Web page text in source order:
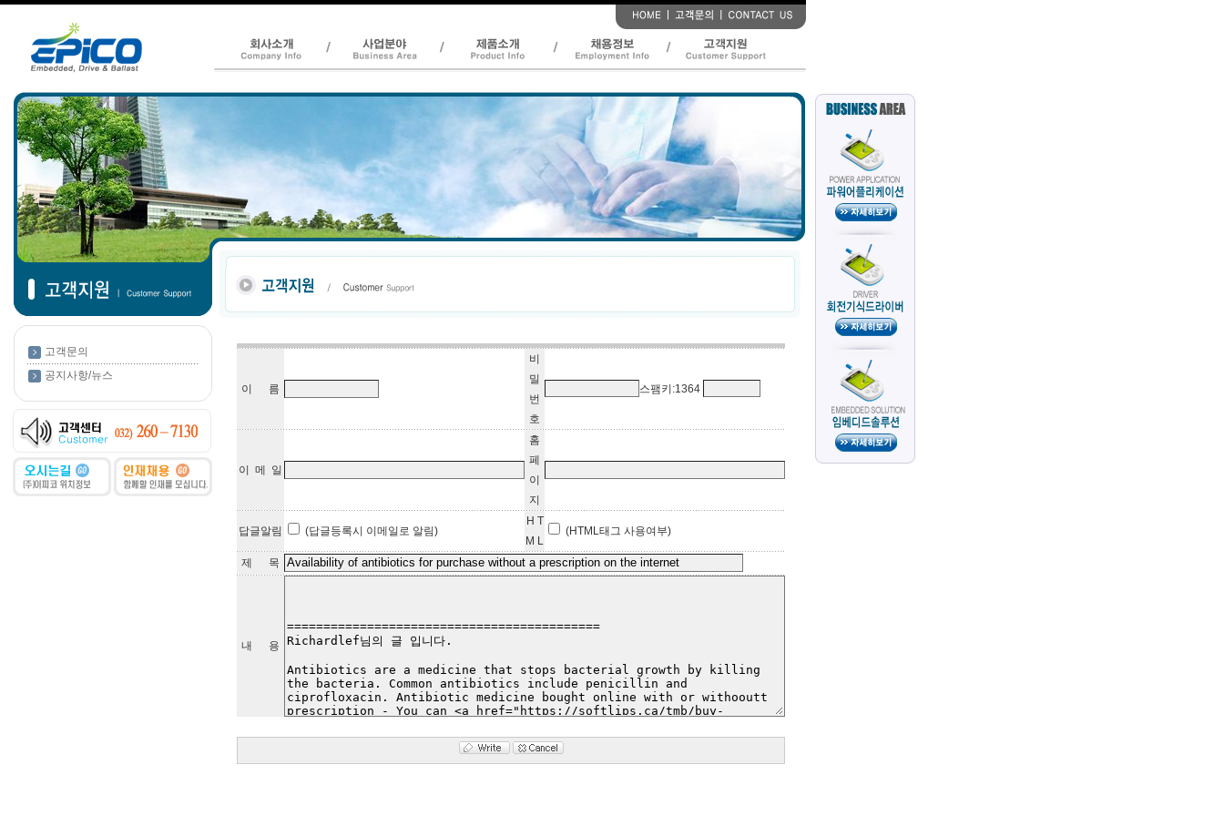
고객문의
공지사항/뉴스
이 름
비
밀
번
호
스팸키:1364
이 메 일
홈
페
이
지
답글알림 (답글등록시 이메일로 알림)
H T
M L
(HTML태그 사용여부)
제 목
내 용